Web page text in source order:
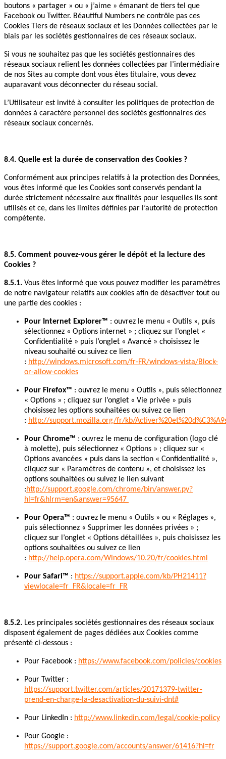
boutons « partager » ou « j’aime » émanant de tiers tel que
Facebook ou Twitter. Béautiful Numbers ne contrôle pas ces
Cookies Tiers de réseaux sociaux et les Données collectées par le
biais par les sociétés gestionnaires de ces réseaux sociaux.
Si vous ne souhaitez pas que les sociétés gestionnaires des
réseaux sociaux relient les données collectées par l’intermédiaire
de nos Sites au compte dont vous êtes titulaire, vous devez
auparavant vous déconnecter du réseau social.
L’Utilisateur est invité à consulter les politiques de protection de
données à caractère personnel des sociétés gestionnaires des
réseaux sociaux concernés.
8.4. Quelle est la durée de conservation des Cookies ?
Conformément aux principes relatifs à la protection des Données,
vous êtes informé que les Cookies sont conservés pendant la
durée strictement nécessaire aux finalités pour lesquelles ils sont
utilisés et ce, dans les limites définies par l’autorité de protection
compétente.
8.5. Comment pouvez-vous gérer le dépôt et la lecture des
Cookies ?
8.5.1. Vous êtes informé que vous pouvez modifier les paramètres
de notre navigateur relatifs aux cookies afin de désactiver tout ou
une partie des cookies :
Pour Internet Explorer™ : ouvrez le menu « Outils », puis
sélectionnez « Options internet » ; cliquez sur l’onglet «
Confidentialité » puis l’onglet « Avancé » choisissez le
niveau souhaité ou suivez ce lien
: http://windows.microsoft.com/fr-FR/windows-vista/Block-
or-allow-cookies
Pour Firefox™ : ouvrez le menu « Outils », puis sélectionnez
« Options » ; cliquez sur l’onglet « Vie privée » puis
choisissez les options souhaitées ou suivez ce lien
: http://support.mozilla.org/fr/kb/
Pour Chrome™ : ouvrez le menu de configuration (logo clé
à molette), puis sélectionnez « Options » ; cliquez sur «
Options avancées » puis dans la section « Confidentialité »,
cliquez sur « Paramètres de contenu », et choisissez les
options souhaitées ou suivez le lien suivant
:http://support.google.com/chrome/bin/answer.py?
hl=fr&hlrm=en&answer=95647
Pour Opera™ : ouvrez le menu « Outils » ou « Réglages »,
puis sélectionnez « Supprimer les données privées » ;
cliquez sur l’onglet « Options détaillées », puis choisissez les
options souhaitées ou suivez ce lien
: http://help.opera.com/Windows/10.20/fr/cookies.html
Pour Safari™ : https://support.apple.com/kb/PH21411?
viewlocale=fr_FR&locale=fr_FR
8.5.2. Les principales sociétés gestionnaires des réseaux sociaux
disposent également de pages dédiées aux Cookies comme
présenté ci-dessous :
Pour Facebook : https://www.facebook.com/policies/cookies
Pour Twitter :
https://support.twitter.com/articles/20171379-twitter-
prend-en-charge-la-desactivation-du-suivi-dnt#
Pour LinkedIn : http://www.linkedin.com/legal/cookie-policy
Pour Google :
https://support.google.com/accounts/answer/61416?hl=fr